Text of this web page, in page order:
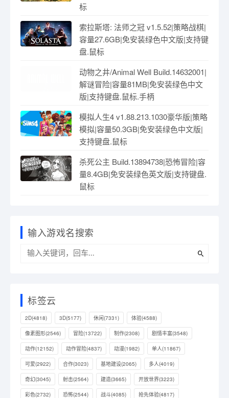
标
索拉斯塔: 法师之冠 v1.5.52|策略战棋|
容量27.6GB|免安装绿色中文版|支持键
盘.鼠标
动物之井/Animal Well Build.14632001|
解谜冒险|容量81MB|免安装绿色中文
版|支持键盘.鼠标.手柄
模拟人生4 v1.88.213.1030豪华版|策略
模拟|容量50.3GB|免安装绿色中文版|
支持键盘.鼠标
杀死公主 Build.13894738|恐怖冒险|容
量8.4GB|免安装绿色英文版|支持键盘.
鼠标
输入游戏名搜索
标签云
2D(4818) 3D(5177) 休闲(7331) 体验(4588)
像素图形(2546) 冒险(13722) 制作(2308) 剧情丰富(3548)
动作(12152) 动作冒险(4837) 动漫(1982) 单人(11867)
可爱(2922) 合作(3023) 基地建设(2065) 多人(4019)
奇幻(3045) 射击(2564) 建造(3665) 开放世界(3223)
彩色(2732) 恐怖(2544) 战斗(4085) 抢先体验(4817)